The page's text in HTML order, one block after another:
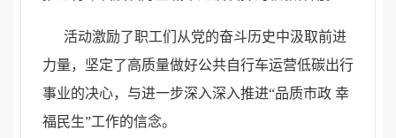
活动激励了职工们从党的奋斗历史中汲取前进
力量，坚定了高质量做好公共自行车运营低碳出行
事业的决心，与进一步深入深入推进“品质市政 幸
福民生”工作的信念。